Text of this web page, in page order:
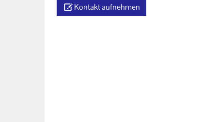
Kontakt aufnehmen